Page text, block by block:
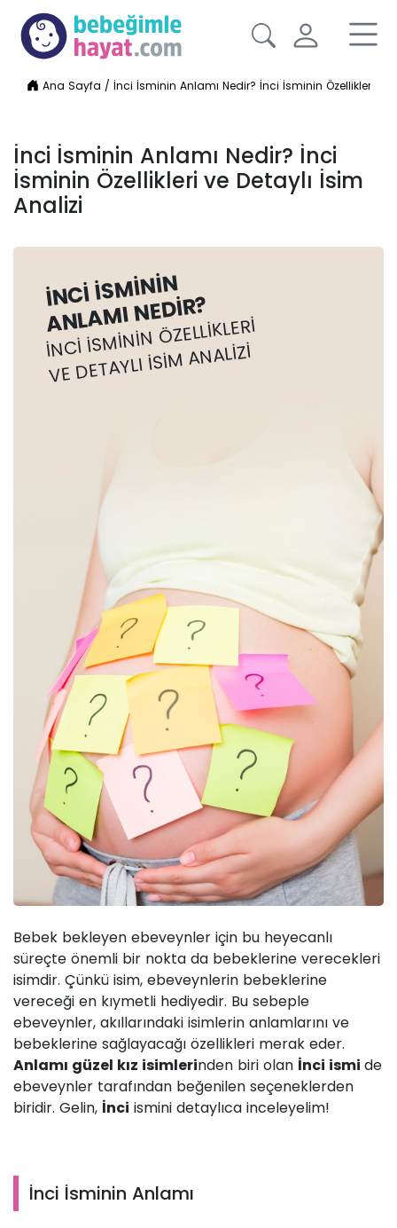
Ana Sayfa /İnci İsminin Anlamı Nedir? İnci İsminin Özellikleri ve
İnci İsminin Anlamı Nedir? İnci
İsminin Özellikleri ve Detaylı İsim
Analizi
İNCI İSMININ
ANLAMI NEDIR?
İNCI İSMININ ÖZELLIKLERI
VE DETAYLI İSIM ANALIZI
Bebek bekleyen ebeveynler için bu heyecanlı
süreçte önemli bir nokta da bebeklerine verecekleri
isimdir. Çünkü isim, ebeveynlerin bebeklerine
vereceği en kıymetli hediyedir. Bu sebeple
ebeveynler, akıllarındaki isimlerin anlamlarını ve
bebeklerine sağlayacağı özellikleri merak eder.
Anlamı güzel kız isimlerinden biri olan İnci ismi de
ebeveynler tarafından beğenilen seçeneklerden
biridir. Gelin, İnci ismini detaylıca inceleyelim!
İnci İsminin Anlamı